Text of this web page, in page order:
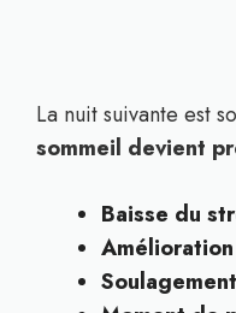
La nuit suivante est
sommeil devient
Baisse du